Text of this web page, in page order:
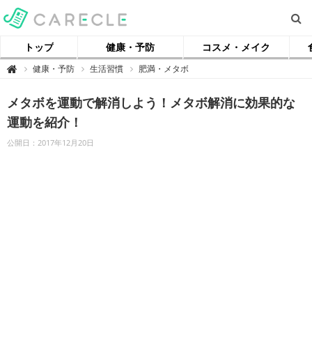
トップ 健康・予防 コスメ・メイク
 【
ル
】
健康・予防 生活習慣 肥満・メタボ
メタボを運動で解消しよう！メタボ解消に効果的な
運動を紹介！
公開日：2017年12月20日